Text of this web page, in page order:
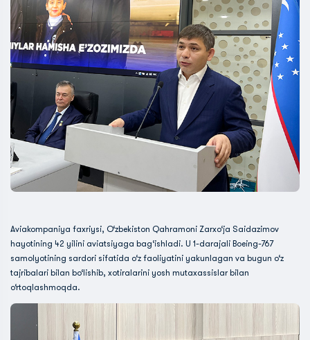
Aviakompaniya faxriysi, O‘zbekiston Qahramoni Zarxo‘ja Saidazimov
hayotining 42 yilini aviatsiyaga bag‘ishladi. U 1-darajali Boeing-767
samolyotining sardori sifatida o‘z faoliyatini yakunlagan va bugun o‘z
tajribalari bilan bo‘lishib, xotiralarini yosh mutaxassislar bilan
o‘rtoqlashmoqda.